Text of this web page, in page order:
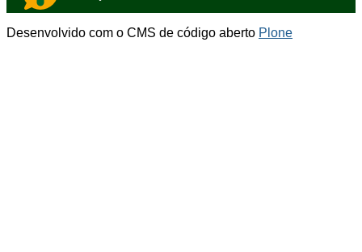
Desenvolvido com o CMS de código aberto Plone